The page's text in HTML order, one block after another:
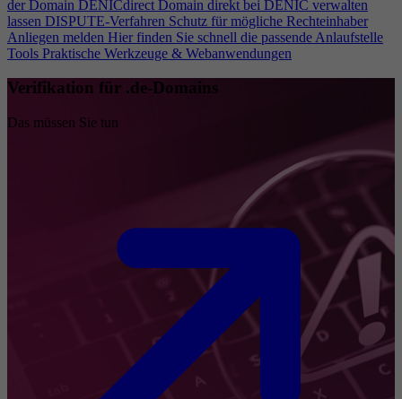
der Domain DENICdirect Domain direkt bei DENIC verwalten
lassen DISPUTE-Verfahren Schutz für mögliche Rechteinhaber
Anliegen melden Hier finden Sie schnell die passende Anlaufstelle
Tools Praktische Werkzeuge & Webanwendungen
Verifikation für .de-Domains
Das müssen Sie tun